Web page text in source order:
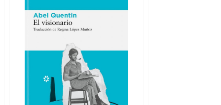
revienta
páginas